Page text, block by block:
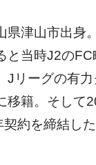
県津山市出身
と当時J2の
Jリーグの有
移籍。そして
約を締結した